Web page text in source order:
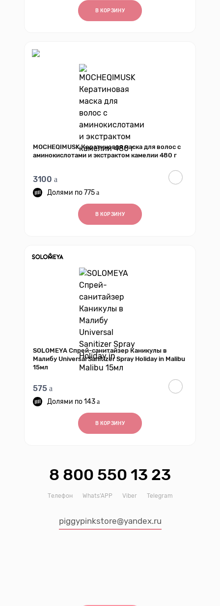
В КОРЗИНУ
MOCHEQIMUSK Кератиновая маска для волос с
аминокислотами и экстрактом камелии 480 г
3100
775
В КОРЗИНУ
SOLOMEYA Спрей-санитайзер Каникулы в
Малибу Universal Sanitizer Spray Holiday in Malibu
15мл
575
143
В КОРЗИНУ
8 800 550 13 23
Телефон Whats’APP Viber Telegram
piggypinkstore@yandex.ru